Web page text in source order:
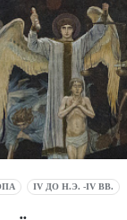
IV ДО Н.Э. -IV ВВ.